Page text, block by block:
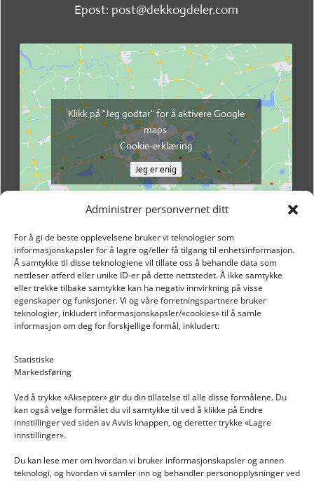
Administrer personvernet ditt
For å gi de beste opplevelsene bruker vi teknologier som
informasjonskapsler for å lagre og/eller få tilgang til enhetsinformasjon.
Å samtykke til disse teknologiene vil tillate oss å behandle data som
nettleser atferd eller unike ID-er på dette nettstedet. Å ikke samtykke
eller trekke tilbake samtykke kan ha negativ innvirkning på visse
egenskaper og funksjoner. Vi og våre forretningspartnere bruker
teknologier, inkludert informasjonskapsler/«cookies» til å samle
informasjon om deg for forskjellige formål, inkludert:
Statistiske
Markedsføring
Ved å trykke «Aksepter» gir du din tillatelse til alle disse formålene. Du
kan også velge formålet du vil samtykke til ved å klikke på Endre
innstillinger ved siden av Avvis knappen, og deretter trykke «Lagre
innstillinger».
Du kan lese mer om hvordan vi bruker informasjonskapsler og annen
teknologi, og hvordan vi samler inn og behandler personopplysninger ved
Epost: post@dekkogdeler.com
Klikk på "Jeg godtar" for å aktivere Google
maps
Cookie-erklæring
Jeg er enig
INFORMASJON